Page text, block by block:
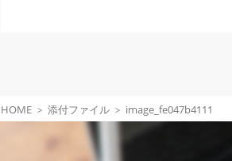
HOME 添付ファイル image_fe047b4111